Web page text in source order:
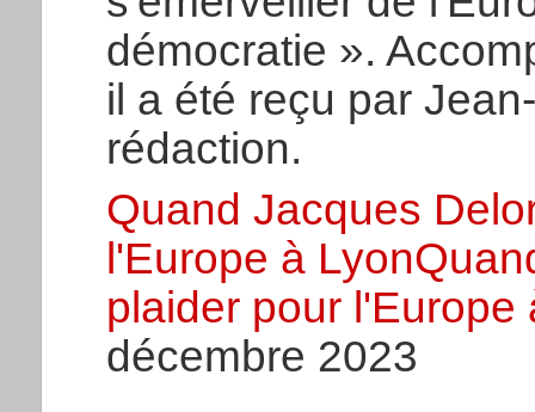
démocratie ».
il a été reçu par
rédaction.
Quand Jacques
l'Europe à
plaider pour l'Europe
décembre 2023